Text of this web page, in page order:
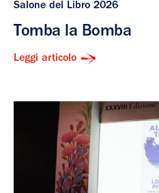
Salone del Libro 2026
Tomba la Bomba
Leggi articolo